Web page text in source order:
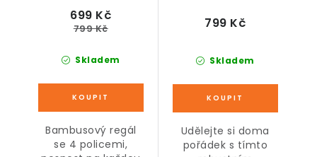
Skladem
699 Kč
799 Kč
Bambusový regál
se 4 policemi,
Skladem
799 Kč
Udělejte si doma
pořádek s tímto